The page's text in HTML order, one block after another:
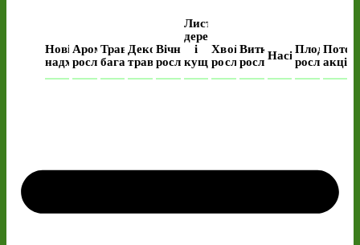
Нові
надходження
Ароматичні
рослини
Трав’янисті
багаторічні
Декоративні
трави
Вічнозелені
рослини
Листяні
дерева
і
кущі
Хвойні
рослини
Виткі
рослиниНасінняПлодові
рослини
акція